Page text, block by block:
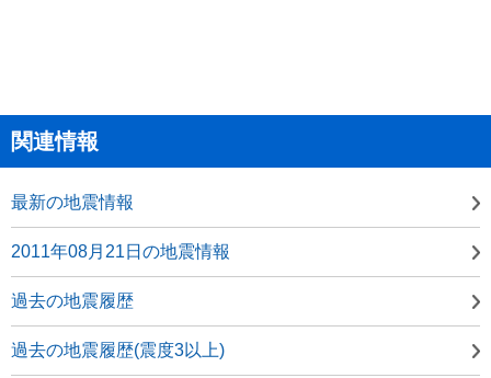
関連情報
最新の地震情報
2011年08月21日の地震情報
過去の地震履歴
過去の地震履歴(震度3以上)